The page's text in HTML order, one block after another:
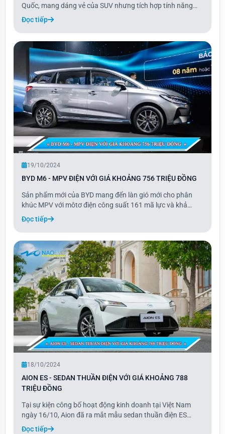
Quốc, mang dáng vẻ của SUV nhưng tích hợp tính năng
biến đổi thành xe bán tải chỉ với một nút bấm. Xe có giá
khởi điểm 28.100 USD và được cung cấp trong 7 phiên
bản, cao nhất là 42.200 USD.
Đọc tiếp
19/10/2024
BYD M6 - MPV ĐIỆN VỚI GIÁ KHOẢNG 756 TRIỆU ĐỒNG
Sản phẩm mới của BYD mang đến làn gió mới cho phân
khúc MPV với môtơ điện công suất 161 mã lực và khả
năng sạc điện cho các thiết bị gia dụng. M6 là mẫu xe thứ
tư mà BYD giới thiệu tại thị trường Việt Nam, thuộc nhóm ít
ỏi các dòng MPV thuần điện. Xe chỉ
Đọc tiếp
18/10/2024
AION ES - SEDAN THUẦN ĐIỆN VỚI GIÁ KHOẢNG 788
TRIỆU ĐỒNG
Tại sự kiện công bố hoạt động kinh doanh tại Việt Nam
ngày 16/10, Aion đã ra mắt mẫu sedan thuần điện ES
cùng với Y Plus. Mẫu xe điện này có tầm hoạt động 442
Đọc tiếp